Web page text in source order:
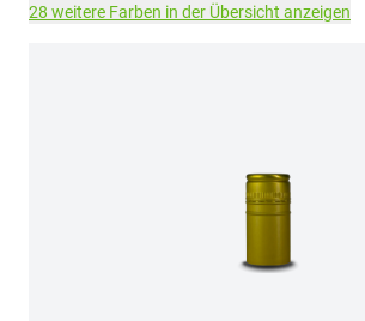
28 weitere Farben in der Übersicht anzeigen